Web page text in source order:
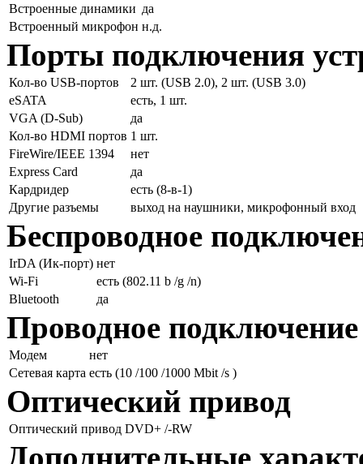
Встроенные динамики да
Встроенный микрофон н.д.
Порты подключения
Кол-во USB-портов
2 шт. (USB 2.0), 2 шт. (USB 3.0)
eSATA
есть, 1 шт.
VGA (D-Sub)
да
Кол-во HDMI портов 1 шт.
FireWire/IEEE 1394
нет
Express Card
да
Кардридер
есть (8-в-1)
Другие разъемы
выход на наушники, микрофонный вход
Беспроводное
IrDA (Ик-порт) нет
Wi-Fi
есть (802.11 b /g /n)
Bluetooth
да
Проводное подключение
Модем
нет
Сетевая карта есть (10 /100 /1000 Mbit /s )
Оптический привод
Оптический привод DVD+ /-RW